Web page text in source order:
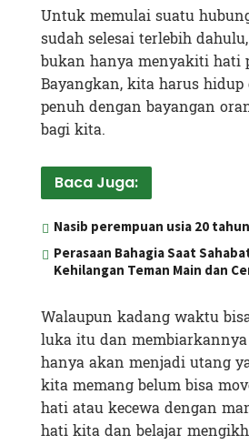
Untuk memulai suatu
sudah selesai terlebih
bukan hanya menyakiti hati
Bayangkan, kita harus
penuh dengan bayangan
bagi kita.
Baca Juga:
Nasib perempuan usia 20
Perasaan Bahagia Saat
Kehilangan Teman Main dan
Walaupun kadang waktu
luka itu dan
hanya akan menjadi utang
kita memang belum bisa
hati atau kecewa dengan
hati kita dan belajar